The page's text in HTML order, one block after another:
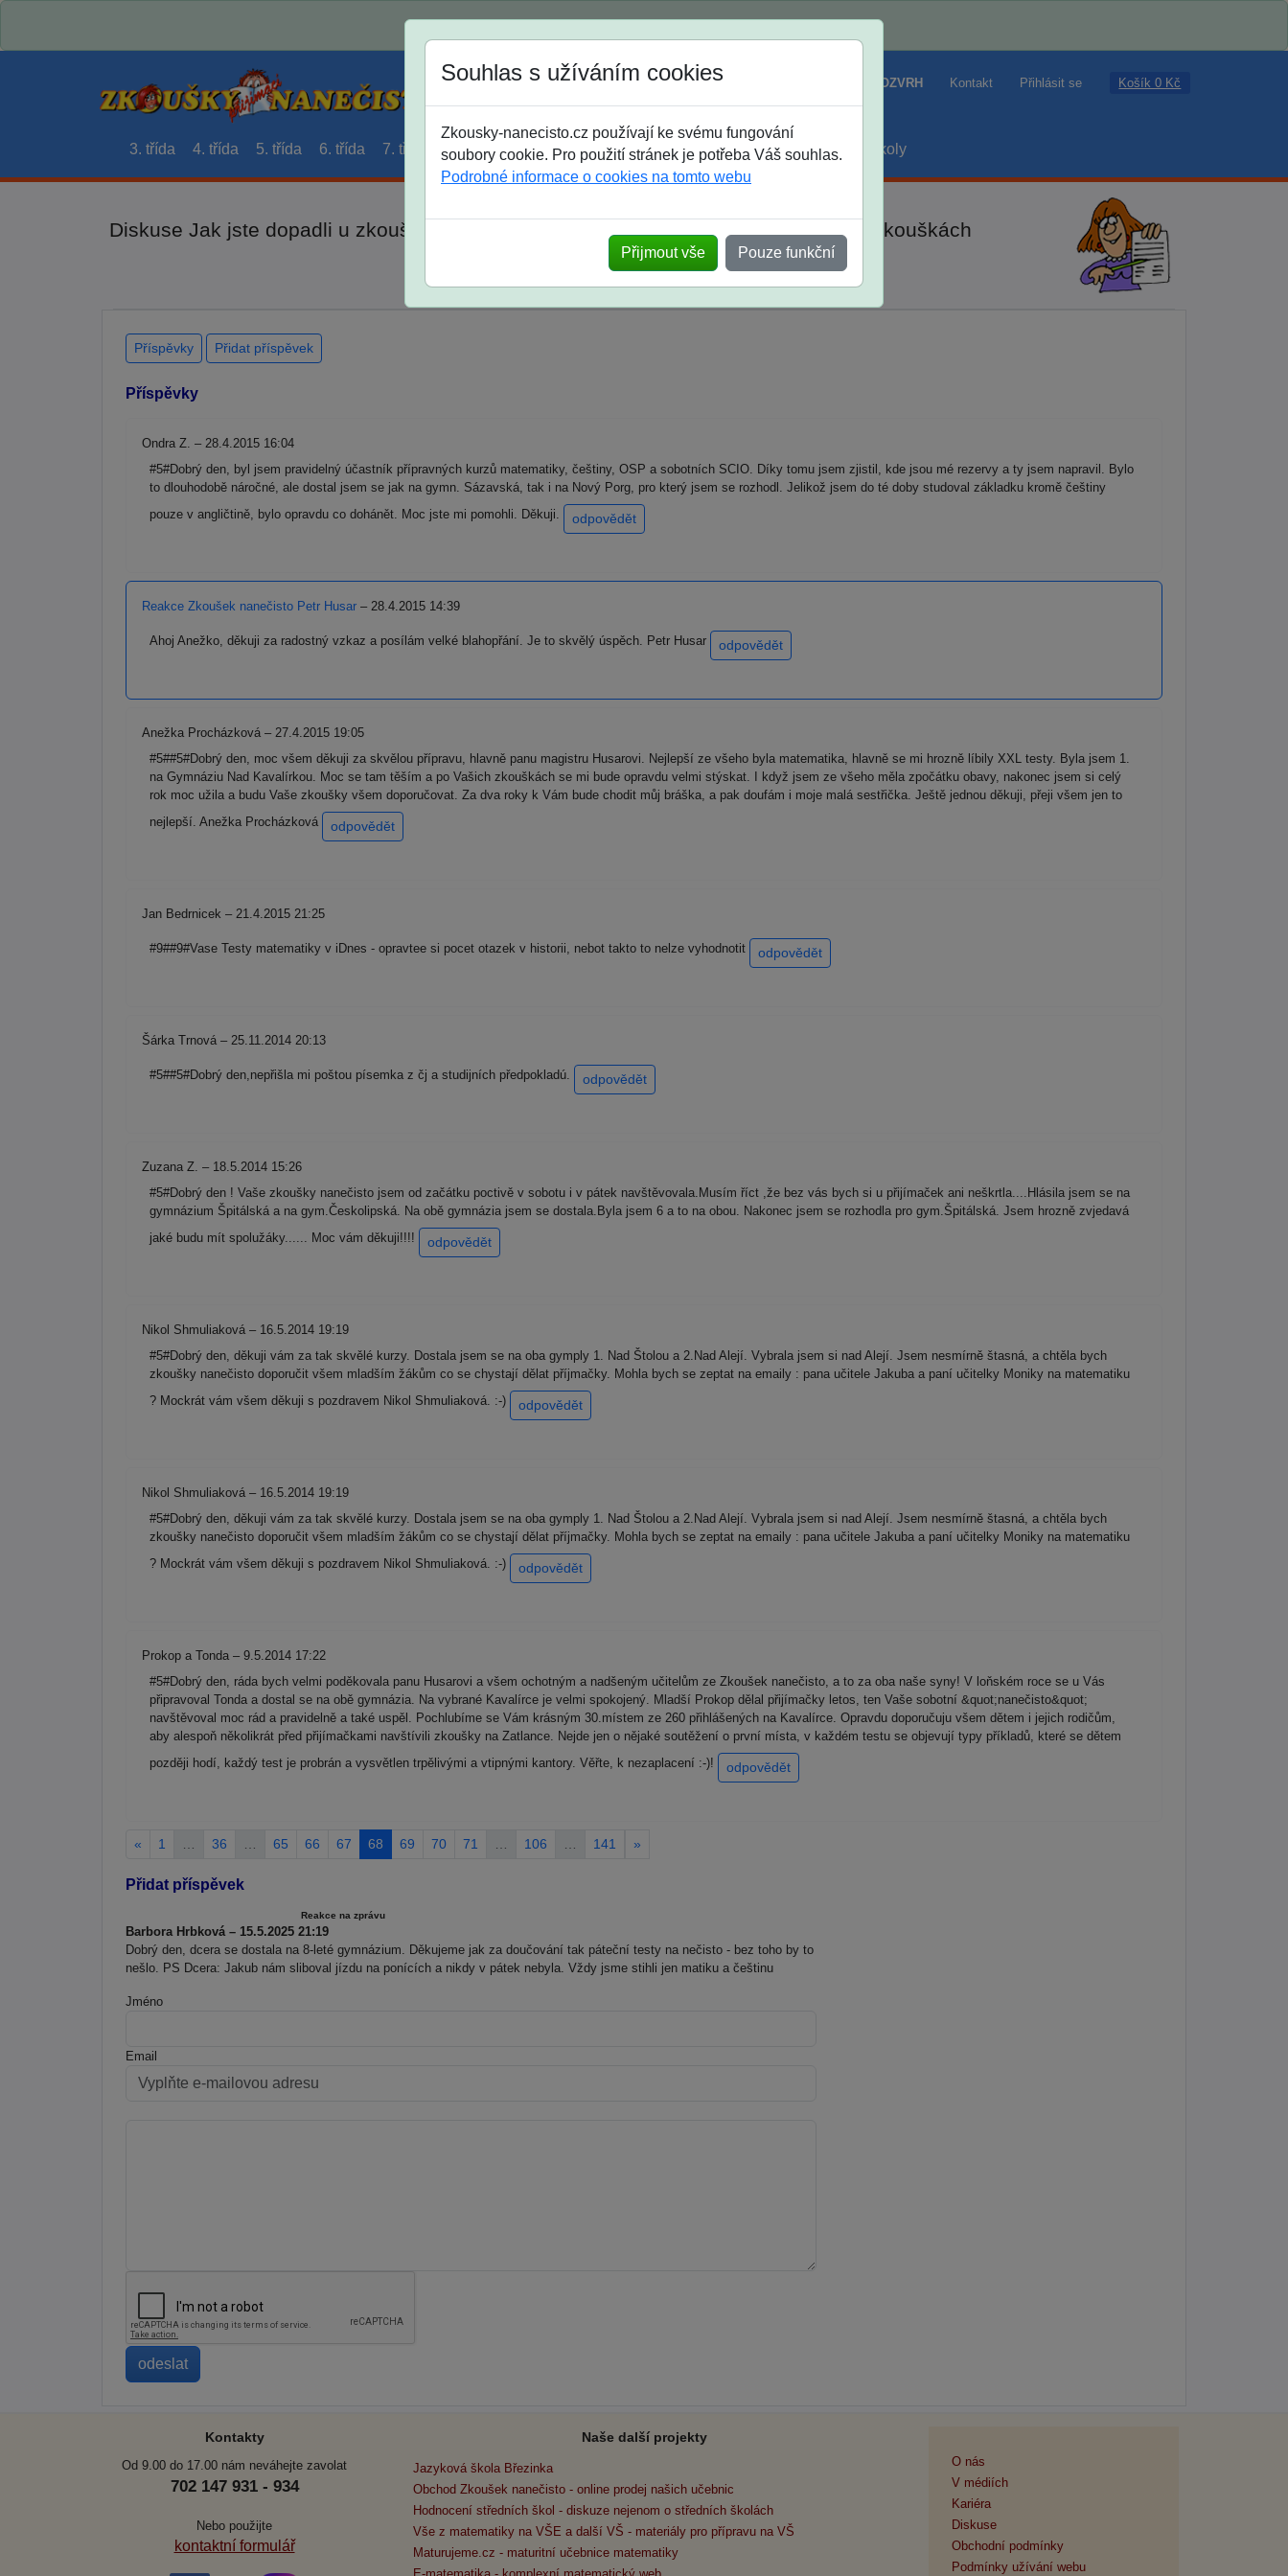
Jak si vybrat ROZVRH Kontakt Přihlásit se Košík 0 Kč
3. třída 4. třída 5. třída 6. třída 7. třída 8. třída 9. třída střední maturanti soutěže prázdniny školy
Diskuse Jak jste dopadli u zkoušek na SŠ? Vaše ohlasy po skutečných přijímacích zkouškách
Souhlas s užíváním cookies
Zkousky-nanecisto.cz používají ke svému fungování
soubory cookie. Pro použití stránek je potřeba Váš souhlas.
Podrobné informace o cookies na tomto webu
Přijmout vše Pouze funkční
Příspěvky Přidat příspěvek
Příspěvky
Ondra Z. – 28.4.2015 16:04
#5#Dobrý den, byl jsem pravidelný účastník přípravných kurzů matematiky, češtiny, OSP a sobotních SCIO. Díky tomu jsem zjistil, kde jsou mé rezervy a ty jsem napravil. Bylo
to dlouhodobě náročné, ale dostal jsem se jak na gymn. Sázavská, tak i na Nový Porg, pro který jsem se rozhodl. Jelikož jsem do té doby studoval základku kromě češtiny
pouze v angličtině, bylo opravdu co dohánět. Moc jste mi pomohli. Děkuji.
odpovědět
Reakce Zkoušek nanečisto Petr Husar – 28.4.2015 14:39
Ahoj Anežko, děkuji za radostný vzkaz a posílám velké blahopřání. Je to skvělý úspěch. Petr Husar odpovědět
Anežka Procházková – 27.4.2015 19:05
#5##5#Dobrý den, moc všem děkuji za skvělou přípravu, hlavně panu magistru Husarovi. Nejlepší ze všeho byla matematika, hlavně se mi hrozně líbily XXL testy. Byla jsem 1.
na Gymnáziu Nad Kavalírkou. Moc se tam těším a po Vašich zkouškách se mi bude opravdu velmi stýskat. I když jsem ze všeho měla zpočátku obavy, nakonec jsem si celý
rok moc užila a budu Vaše zkoušky všem doporučovat. Za dva roky k Vám bude chodit můj bráška, a pak doufám i moje malá sestřička. Ještě jednou děkuji, přeji všem jen to
nejlepší. Anežka Procházková
odpovědět
Jan Bedrnicek – 21.4.2015 21:25
#9##9#Vase Testy matematiky v iDnes - opravtee si pocet otazek v historii, nebot takto to nelze vyhodnotit odpovědět
Šárka Trnová – 25.11.2014 20:13
#5##5#Dobrý den,nepřišla mi poštou písemka z čj a studijních předpokladú. odpovědět
Zuzana Z. – 18.5.2014 15:26
#5#Dobrý den ! Vaše zkoušky nanečisto jsem od začátku poctivě v sobotu i v pátek navštěvovala.Musím říct ,že bez vás bych si u přijímaček ani neškrtla....Hlásila jsem se na
gymnázium Špitálská a na gym.Českolipská. Na obě gymnázia jsem se dostala.Byla jsem 6 a to na obou. Nakonec jsem se rozhodla pro gym.Špitálská. Jsem hrozně zvjedavá
jaké budu mít spolužáky...... Moc vám děkuji!!!!
odpovědět
Nikol Shmuliaková – 16.5.2014 19:19
#5#Dobrý den, děkuji vám za tak skvělé kurzy. Dostala jsem se na oba gymply 1. Nad Štolou a 2.Nad Alejí. Vybrala jsem si nad Alejí. Jsem nesmírně štasná, a chtěla bych
zkoušky nanečisto doporučit všem mladším žákům co se chystají dělat příjmačky. Mohla bych se zeptat na emaily : pana učitele Jakuba a paní učitelky Moniky na matematiku
? Mockrát vám všem děkuji s pozdravem Nikol Shmuliaková. :-)
odpovědět
Nikol Shmuliaková – 16.5.2014 19:19
#5#Dobrý den, děkuji vám za tak skvělé kurzy. Dostala jsem se na oba gymply 1. Nad Štolou a 2.Nad Alejí. Vybrala jsem si nad Alejí. Jsem nesmírně štasná, a chtěla bych
zkoušky nanečisto doporučit všem mladším žákům co se chystají dělat příjmačky. Mohla bych se zeptat na emaily : pana učitele Jakuba a paní učitelky Moniky na matematiku
? Mockrát vám všem děkuji s pozdravem Nikol Shmuliaková. :-)
odpovědět
Prokop a Tonda – 9.5.2014 17:22
#5#Dobrý den, ráda bych velmi poděkovala panu Husarovi a všem ochotným a nadšeným učitelům ze Zkoušek nanečisto, a to za oba naše syny! V loňském roce se u Vás
připravoval Tonda a dostal se na obě gymnázia. Na vybrané Kavalírce je velmi spokojený. Mladší Prokop dělal přijímačky letos, ten Vaše sobotní &quot;nanečisto&quot;
navštěvoval moc rád a pravidelně a také uspěl. Pochlubíme se Vám krásným 30.místem ze 260 přihlášených na Kavalírce. Opravdu doporučuju všem dětem i jejich rodičům,
aby alespoň několikrát před přijímačkami navštívili zkoušky na Zatlance. Nejde jen o nějaké soutěžení o první místa, v každém testu se objevují typy příkladů, které se dětem
později hodí, každý test je probrán a vysvětlen trpělivými a vtipnými kantory. Věřte, k nezaplacení :-)!
odpovědět
« 1 36 65 66 67 68 69 70 71 106 141 »
Přidat příspěvek
Reakce na zprávu
Barbora Hrbková – 15.5.2025 21:19
Dobrý den, dcera se dostala na 8-leté gymnázium. Děkujeme jak za doučování tak páteční testy na nečisto - bez toho by to
nešlo. PS Dcera: Jakub nám sliboval jízdu na ponících a nikdy v pátek nebyla. Vždy jsme stihli jen matiku a češtinu
Jméno
Email
Kontakty
Od 9.00 do 17.00 nám neváhejte zavolat
702 147 931 - 934
Nebo použijte
kontaktní formulář
Naše další projekty
Jazyková škola Březinka
Obchod Zkoušek nanečisto - online prodej našich učebnic
Hodnocení středních škol - diskuze nejenom o středních školách
Vše z matematiky na VŠE a další VŠ - materiály pro přípravu na VŠ
Maturujeme.cz - maturitní učebnice matematiky
O nás
V médiích
Kariéra
Diskuse
Obchodní podmínky
Podmínky užívání webu